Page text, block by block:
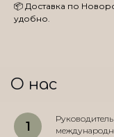
📦 Доставка по
удобно.
О нас